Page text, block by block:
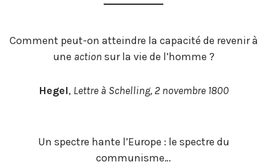
Comment peut-on atteindre la capacité de revenir à
une action sur la vie de l’homme ?
Hegel, Lettre à Schelling, 2 novembre 1800
Un spectre hante l’Europe : le spectre du
communisme…